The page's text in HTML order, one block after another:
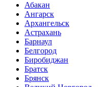
Абакан
Ангарск
Архангельск
Астрахань
Барнаул
Белгород
Биробиджан
Братск
Брянск